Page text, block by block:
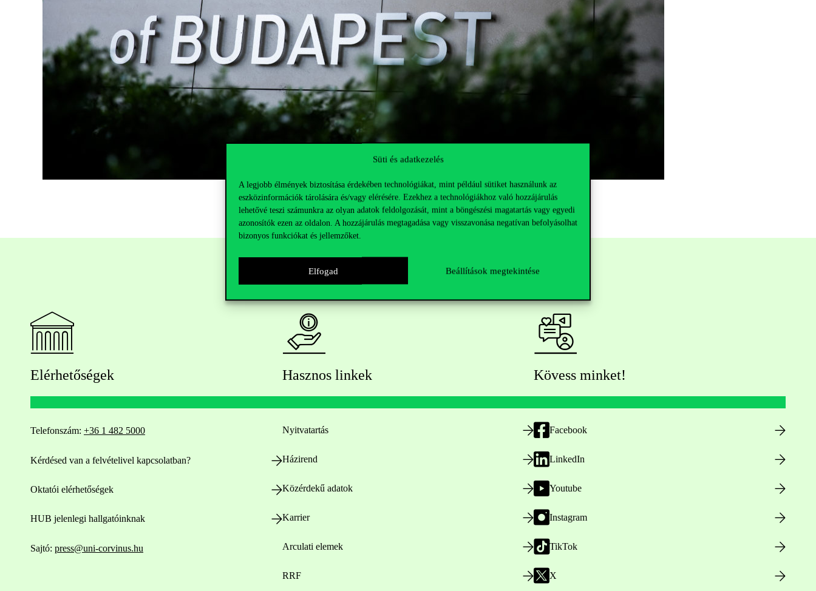
Süti és adatkezelés
A legjobb élmények biztosítása érdekében technológiákat, mint például sütiket használunk az
eszközinformációk tárolására és/vagy elérésére. Ezekhez a technológiákhoz való hozzájárulás
lehetővé teszi számunkra az olyan adatok feldolgozását, mint a böngészési magatartás vagy egyedi
azonosítók ezen az oldalon. A hozzájárulás megtagadása vagy visszavonása negatívan befolyásolhat
bizonyos funkciókat és jellemzőket.
Elfogad Beállítások megtekintése
Elérhetőségek
Telefonszám: +36 1 482 5000
Kérdésed van a felvételivel kapcsolatban?
Oktatói elérhetőségek
HUB jelenlegi hallgatóinknak
Sajtó: press@uni-corvinus.hu
Hasznos linkek
Nyitvatartás
Házirend
Közérdekű adatok
Karrier
Arculati elemek
RRF
Kövess minket!
Facebook
LinkedIn
Youtube
Instagram
TikTok
X